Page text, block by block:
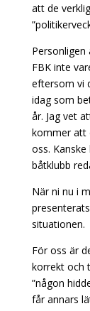
att de
FBK inte
eftersom vi
idag som
år. Jag vet
kommer att
oss.
båtklubb
När ni nu i
situationen.
För oss är
korrekt och
”någon
får annars